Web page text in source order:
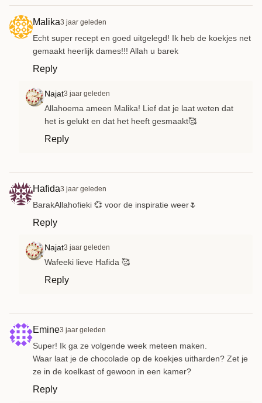
Malika3 jaar geleden
Echt super recept en goed uitgelegd! Ik heb de koekjes net
gemaakt heerlijk dames!!! Allah u barek
Reply
Najat3 jaar geleden
Allahoema ameen Malika! Lief dat je laat weten dat
het is gelukt en dat het heeft gesmaakt🥰
Reply
Hafida3 jaar geleden
BarakAllahofieki 💞 voor de inspiratie weer🌷
Reply
Najat3 jaar geleden
Wafeeki lieve Hafida 🥰
Reply
Emine3 jaar geleden
Super! Ik ga ze volgende week meteen maken.
Waar laat je de chocolade op de koekjes uitharden? Zet je
ze in de koelkast of gewoon in een kamer?
Reply